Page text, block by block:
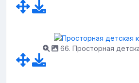
66. Просторная